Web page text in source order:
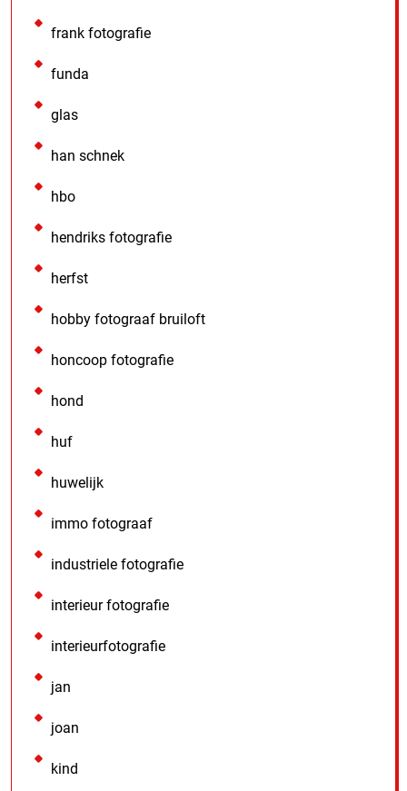
frank fotografie
funda
glas
han schnek
hbo
hendriks fotografie
herfst
hobby fotograaf bruiloft
honcoop fotografie
hond
huf
huwelijk
immo fotograaf
industriele fotografie
interieur fotografie
interieurfotografie
jan
joan
kind